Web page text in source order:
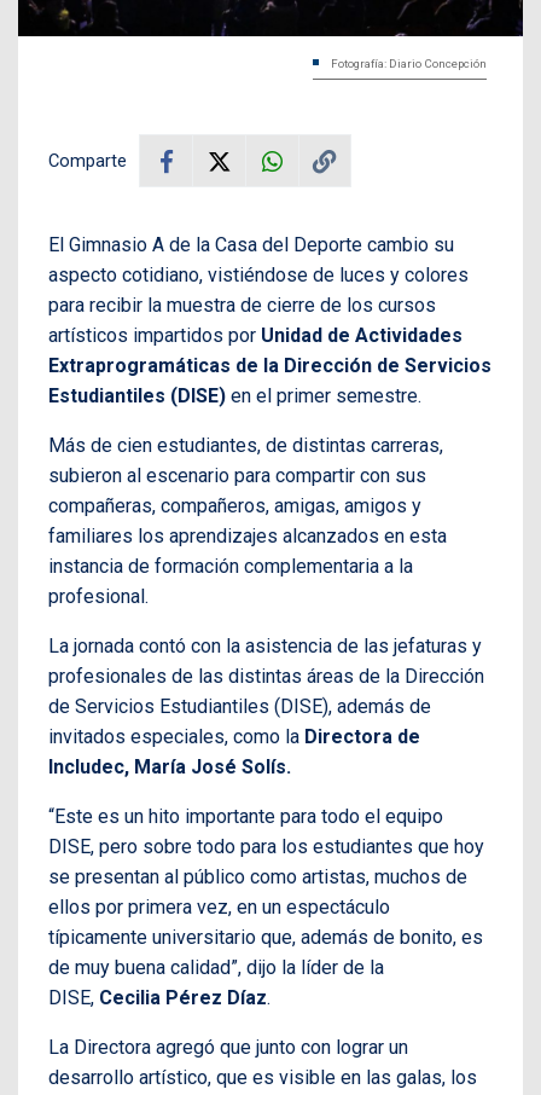
Fotografía: Diario Concepción
Comparte
El Gimnasio A de la Casa del Deporte cambio su
aspecto cotidiano, vistiéndose de luces y colores
para recibir la muestra de cierre de los cursos
artísticos impartidos por Unidad de Actividades
Extraprogramáticas de la Dirección de Servicios
Estudiantiles (DISE) en el primer semestre.
Más de cien estudiantes, de distintas carreras,
subieron al escenario para compartir con sus
compañeras, compañeros, amigas, amigos y
familiares los aprendizajes alcanzados en esta
instancia de formación complementaria a la
profesional.
La jornada contó con la asistencia de las jefaturas y
profesionales de las distintas áreas de la Dirección
de Servicios Estudiantiles (DISE), además de
invitados especiales, como la Directora de
Includec, María José Solís.
“Este es un hito importante para todo el equipo
DISE, pero sobre todo para los estudiantes que hoy
se presentan al público como artistas, muchos de
ellos por primera vez, en un espectáculo
típicamente universitario que, además de bonito, es
de muy buena calidad”, dijo la líder de la
DISE, Cecilia Pérez Díaz.
La Directora agregó que junto con lograr un
desarrollo artístico, que es visible en las galas, los